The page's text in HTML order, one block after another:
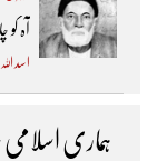
آہ
اسد
ہماری